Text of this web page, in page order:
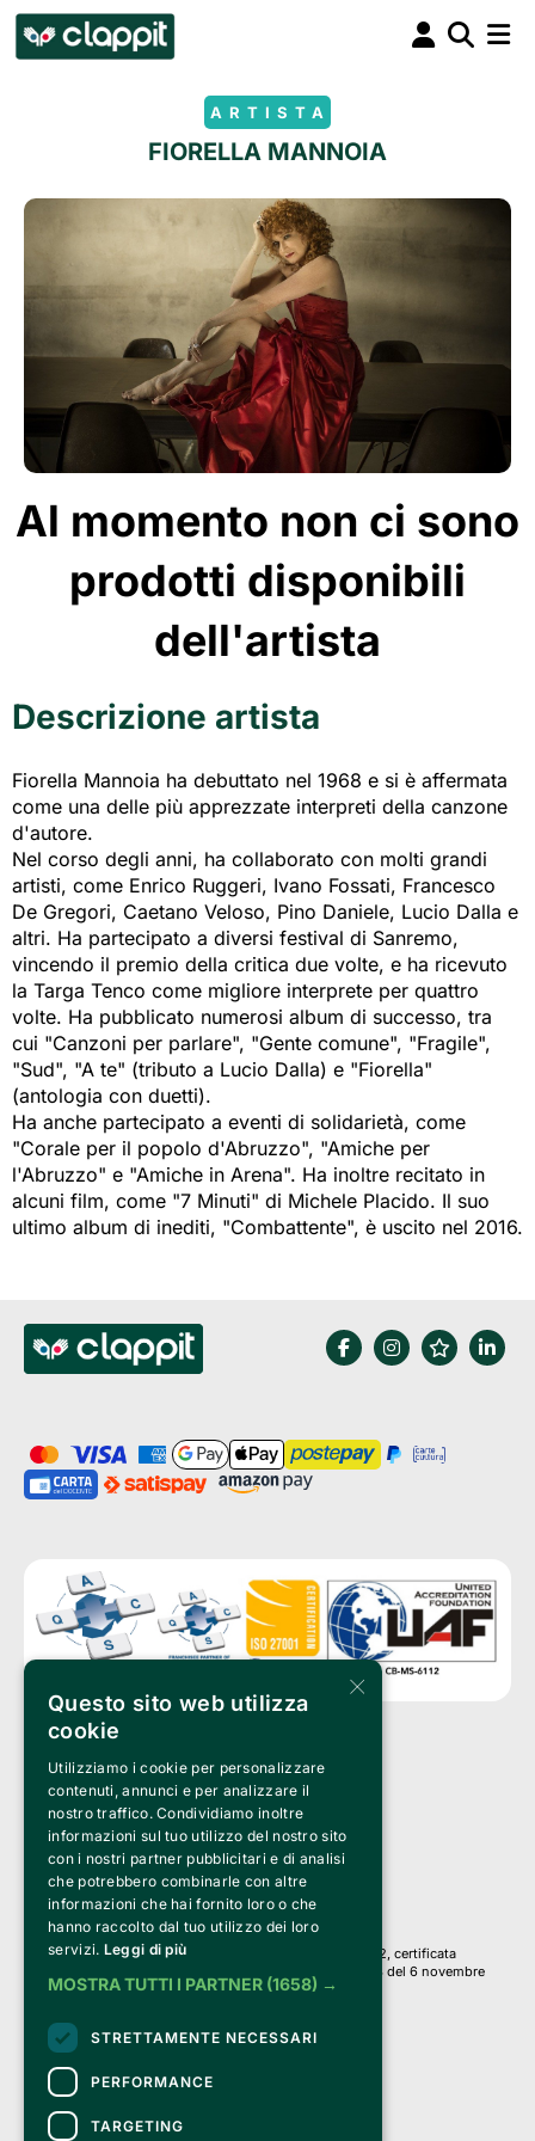
ARTISTA
FIORELLA MANNOIA
Al momento non ci sono
prodotti disponibili
dell'artista
Descrizione artista
Fiorella Mannoia ha debuttato nel 1968 e si è affermata
come una delle più apprezzate interpreti della canzone
d'autore.
Nel corso degli anni, ha collaborato con molti grandi
artisti, come Enrico Ruggeri, Ivano Fossati, Francesco
De Gregori, Caetano Veloso, Pino Daniele, Lucio Dalla e
altri. Ha partecipato a diversi festival di Sanremo,
vincendo il premio della critica due volte, e ha ricevuto
la Targa Tenco come migliore interprete per quattro
volte. Ha pubblicato numerosi album di successo, tra
cui "Canzoni per parlare", "Gente comune", "Fragile",
"Sud", "A te" (tributo a Lucio Dalla) e "Fiorella"
(antologia con duetti).
Ha anche partecipato a eventi di solidarietà, come
"Corale per il popolo d'Abruzzo", "Amiche per
l'Abruzzo" e "Amiche in Arena". Ha inoltre recitato in
alcuni film, come "7 Minuti" di Michele Placido. Il suo
ultimo album di inediti, "Combattente", è uscito nel 2016.
Clappit è un marchio di proprietà di:
Bemils Srl
a Socio Unico
Via Fosse Ardeatine, 4 -20092 Cinisello Balsamo (MI)
PI 05589050961
Iscr. C.C.I.A.A. Milano R.E.A. 1833471
© 2010-2025 Bemils Srl - Tutti i diritti riservati
Credits:
Clappit è basato sulla piattaforma di biglietteria Belive 6.2, certificata
dall’Agenzia delle Entrate con protocollo n. 2025/445474 del 6 novembre
2025.
Su Clappit i tuoi acquisti ed i tuoi dati
sono sicuri e protetti da un certificato SSL
con crittografia a 128 bit.
×
Questo sito web utilizza
cookie
Utilizziamo i cookie per personalizzare
contenuti, annunci e per analizzare il
nostro traffico. Condividiamo inoltre
informazioni sul tuo utilizzo del nostro sito
con i nostri partner pubblicitari e di analisi
che potrebbero combinarle con altre
informazioni che hai fornito loro o che
hanno raccolto dal tuo utilizzo dei loro
servizi. Leggi di più
MOSTRA TUTTI I PARTNER (1658) →
STRETTAMENTE NECESSARI
PERFORMANCE
TARGETING